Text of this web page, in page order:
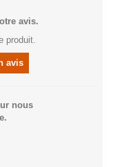
avis.
produit.
avis
nous